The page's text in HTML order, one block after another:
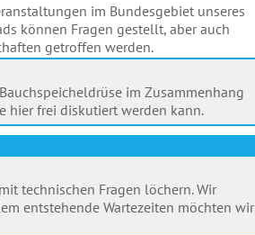
im Bundesgebiet unseres
können Fragen gestellt, aber auch
getroffen werden.
im Zusammenhang
hier frei diskutiert werden kann.
technischen Fragen löchern. Wir
entstehende Wartezeiten möchten wir